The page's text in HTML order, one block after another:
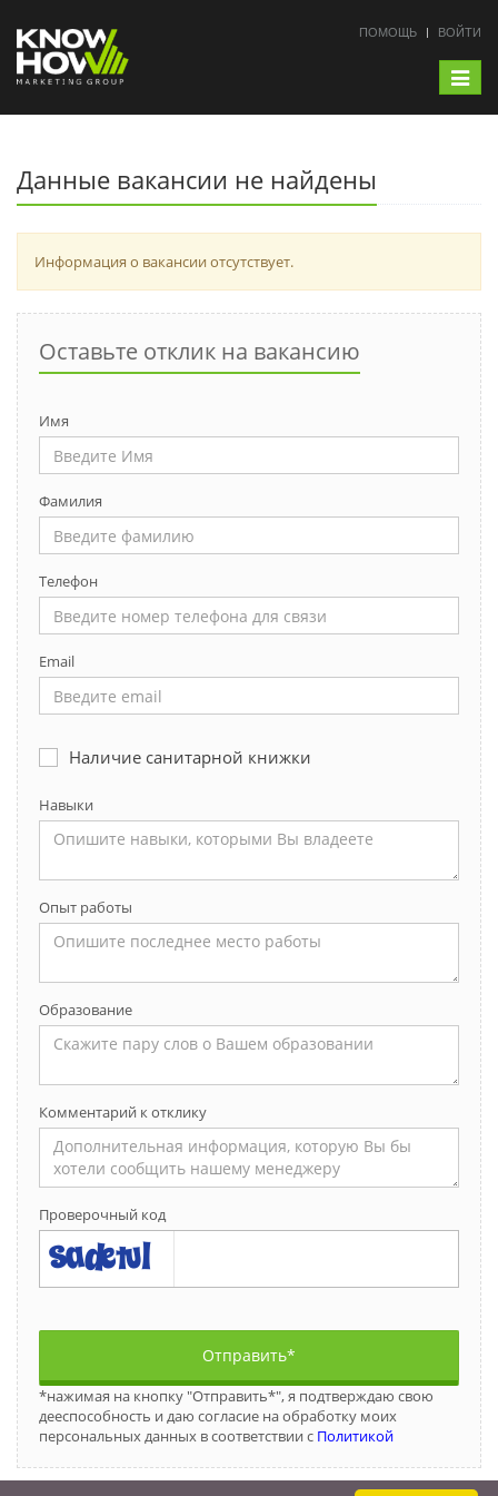
ПОМОЩЬ ВОЙТИ
Toggle
Данные вакансии не найдены
Информация о вакансии отсутствует.
Оставьте отклик на вакансию
Имя
Фамилия
Телефон
Email
Наличие санитарной книжки
Навыки
Опыт работы
Образование
Комментарий к отклику
Проверочный код
Отправить*
*нажимая на кнопку "Отправить*", я подтверждаю свою
дееспособность и даю согласие на обработку моих
персональных данных в соответствии с Политикой